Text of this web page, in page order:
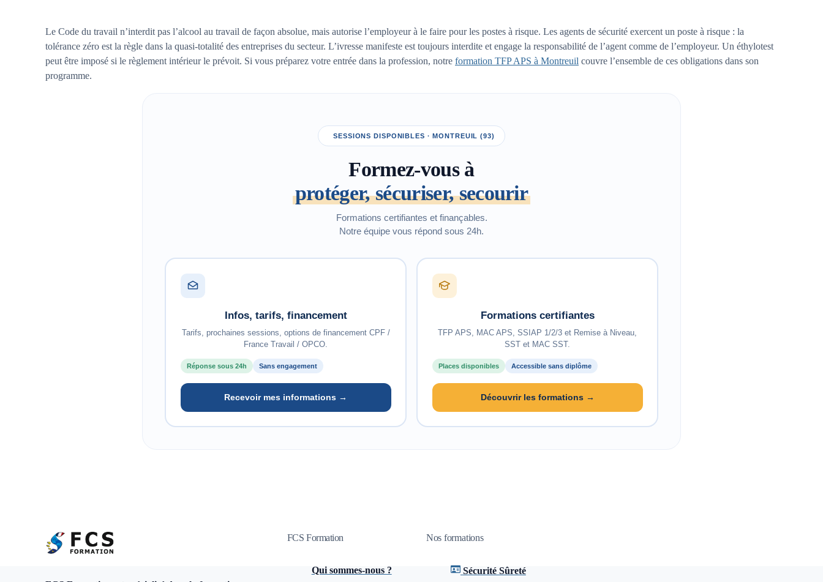
Le Code du travail n’interdit pas l’alcool au travail de façon absolue, mais autorise l’employeur à le faire pour les postes à risque. Les agents de sécurité exercent un poste à risque : la
tolérance zéro est la règle dans la quasi-totalité des entreprises du secteur. L’ivresse manifeste est toujours interdite et engage la responsabilité de l’agent comme de l’employeur. Un éthylotest
peut être imposé si le règlement intérieur le prévoit. Si vous préparez votre entrée dans la profession, notre formation TFP APS à Montreuil couvre l’ensemble de ces obligations dans son
programme.
SESSIONS DISPONIBLES · MONTREUIL (93)
Formez-vous à
protéger, sécuriser, secourir
Formations certifiantes et finançables.
Notre équipe vous répond sous 24h.
Infos, tarifs, financement
Tarifs, prochaines sessions, options de financement CPF /
France Travail / OPCO.
Réponse sous 24h Sans engagement
Recevoir mes informations →
Formations certifiantes
TFP APS, MAC APS, SSIAP 1/2/3 et Remise à Niveau,
SST et MAC SST.
Places disponibles Accessible sans diplôme
Découvrir les formations →
FCS Formation
Qui sommes-nous ?
Nos formations
Sécurité Sûreté